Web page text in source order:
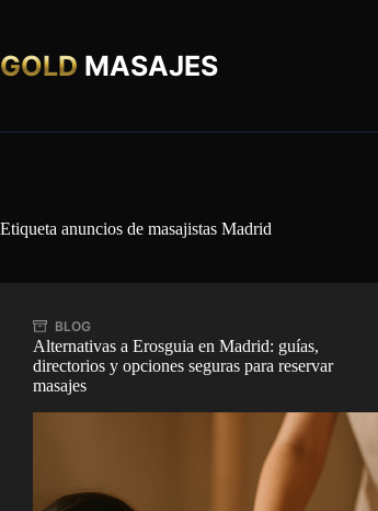
GOLD MASAJES
Etiqueta anuncios de masajistas Madrid
BLOG
Alternativas a Erosguia en Madrid: guías,
directorios y opciones seguras para reservar
masajes